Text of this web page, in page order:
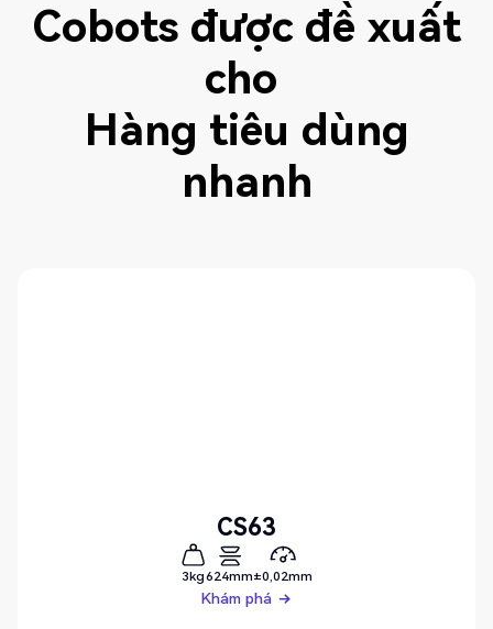
Cobots được đề xuất
cho
Hàng tiêu dùng
nhanh
CS63
3kg624mm±0,02mm
Khám phá